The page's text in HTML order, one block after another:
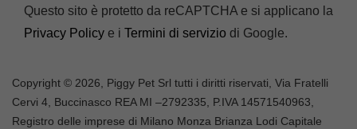
Questo sito è protetto da reCAPTCHA e si applicano la
Privacy Policy e i Termini di servizio di Google.
Copyright © 2026, Piggy Pet Srl tutti i diritti riservati, Via Fratelli
Cervi 4, Buccinasco REA MI –2792335 , P.IVA 14571540963,
Registro delle imprese di Milano Monza Brianza Lodi Capitale